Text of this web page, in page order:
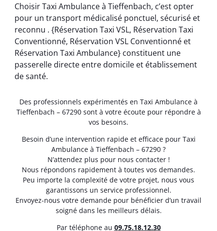
Choisir Taxi Ambulance à Tieffenbach, c’est opter
pour un transport médicalisé ponctuel, sécurisé et
reconnu . {Réservation Taxi VSL, Réservation Taxi
Conventionné, Réservation VSL Conventionné et
Réservation Taxi Ambulance} constituent une
passerelle directe entre domicile et établissement
de santé.
Des professionnels expérimentés en Taxi Ambulance à
Tieffenbach – 67290 sont à votre écoute pour répondre à
vos besoins.
Besoin d’une intervention rapide et efficace pour Taxi
Ambulance à Tieffenbach – 67290 ?
N’attendez plus pour nous contacter !
Nous répondons rapidement à toutes vos demandes.
Peu importe la complexité de votre projet, nous vous
garantissons un service professionnel.
Envoyez-nous votre demande pour bénéficier d’un travail
soigné dans les meilleurs délais.
Par téléphone au 09.75.18.12.30